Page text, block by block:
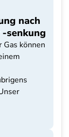
nach
senkung
können